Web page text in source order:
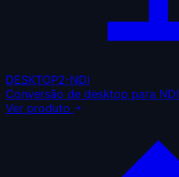
DESKTOP2-NDI
Conversão de desktop para NDI
Ver produto